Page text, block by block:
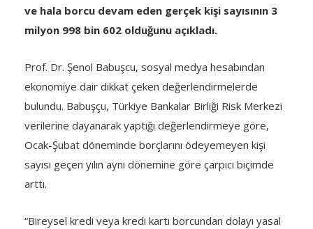
ve hala borcu devam eden gerçek kişi sayısının 3
milyon 998 bin 602 olduğunu açıkladı.
Prof. Dr. Şenol Babuşcu, sosyal medya hesabından
ekonomiye dair dikkat çeken değerlendirmelerde
bulundu. Babuşçu, Türkiye Bankalar Birliği Risk Merkezi
verilerine dayanarak yaptığı değerlendirmeye göre,
Ocak-Şubat döneminde borçlarını ödeyemeyen kişi
sayısı geçen yılın aynı dönemine göre çarpıcı biçimde
arttı.
“Bireysel kredi veya kredi kartı borcundan dolayı yasal